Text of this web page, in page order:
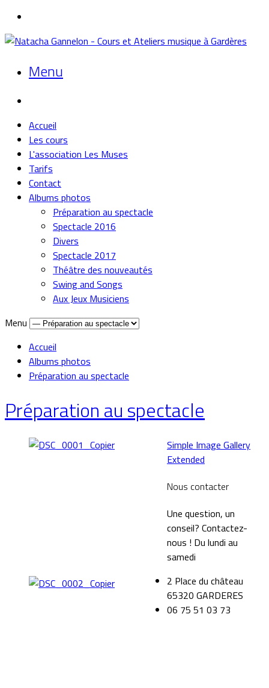
Menu
Accueil
Les cours
L'association Les Muses
Tarifs
Contact
Albums photos
Préparation au spectacle
Spectacle 2016
Divers
Spectacle 2017
Théâtre des nouveautés
Swing and Songs
Aux Jeux Musiciens
Menu
Accueil
Albums photos
Préparation au spectacle
Préparation au spectacle
Simple Image Gallery
Extended
Nous contacter
Une question, un
conseil? Contactez-
nous ! Du lundi au
samedi
2 Place du château
65320 GARDERES
06 75 51 03 73